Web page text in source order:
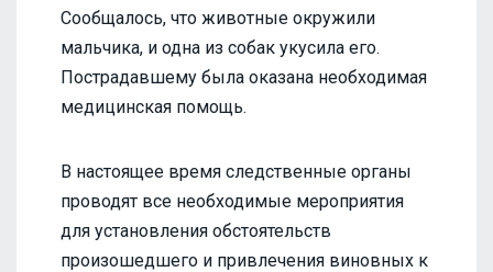
Сообщалось, что животные окружили
мальчика, и одна из собак укусила его.
Пострадавшему была оказана необходимая
медицинская помощь.
В настоящее время следственные органы
проводят все необходимые мероприятия
для установления обстоятельств
произошедшего и привлечения виновных к